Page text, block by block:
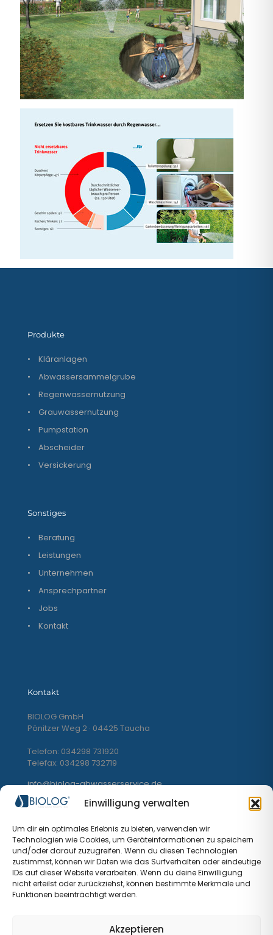
Einwilligung verwalten
Um dir ein optimales Erlebnis zu bieten, verwenden wir
Technologien wie Cookies, um Geräteinformationen zu speichern
und/oder darauf zuzugreifen. Wenn du diesen Technologien
zustimmst, können wir Daten wie das Surfverhalten oder eindeutige
IDs auf dieser Website verarbeiten. Wenn du deine Einwilligung
nicht erteilst oder zurückziehst, können bestimmte Merkmale und
Funktionen beeinträchtigt werden.
Akzeptieren
Produkte
•
Kläranlagen
•
Abwassersammelgrube
•
Regenwassernutzung
•
Grauwassernutzung
•
Pumpstation
•
Abscheider
•
Versickerung
Sonstiges
•
Beratung
•
Leistungen
•
Unternehmen
•
Ansprechpartner
•
Jobs
•
Kontakt
Kontakt
BIOLOG GmbH
Pönitzer Weg 2 · 04425 Taucha
Telefon: 034298 731920
Telefax: 034298 732719
info@biolog-abwasserservice.de